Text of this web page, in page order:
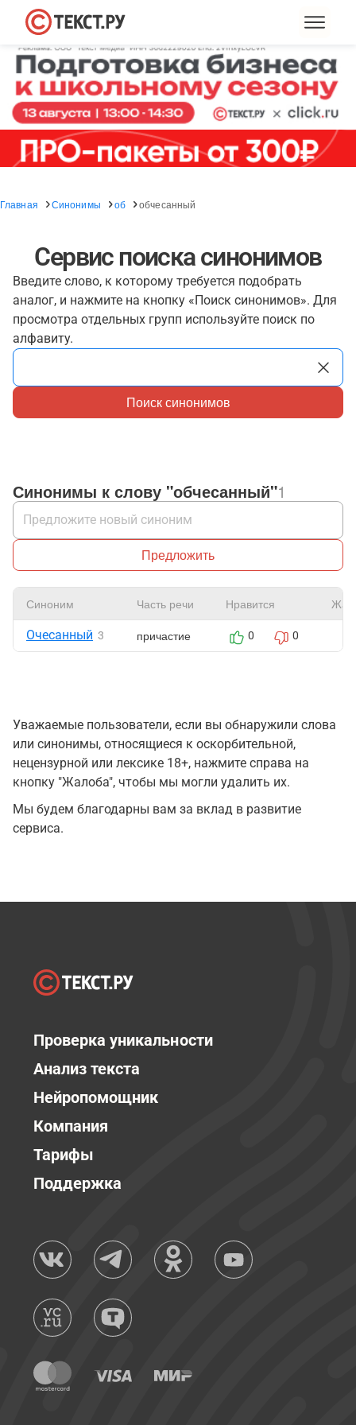
Главная Синонимы об обчесанный
Сервис поиска синонимов
Введите слово, к которому требуется подобрать
аналог, и нажмите на кнопку «Поиск синонимов». Для
просмотра отдельных групп используйте поиск по
алфавиту.
Поиск синонимов
Синонимы к слову "обчесанный"1
Предложить
Синоним Часть речи Нравится
Очесанный 3 причастие 0 0
Уважаемые пользователи, если вы обнаружили слова
или синонимы, относящиеся к оскорбительной,
нецензурной или лексике 18+, нажмите справа на
кнопку "Жалоба", чтобы мы могли удалить их.
Мы будем благодарны вам за вклад в развитие
сервиса.
Проверка уникальности
Анализ текста
Нейропомощник
Компания
Тарифы
Поддержка